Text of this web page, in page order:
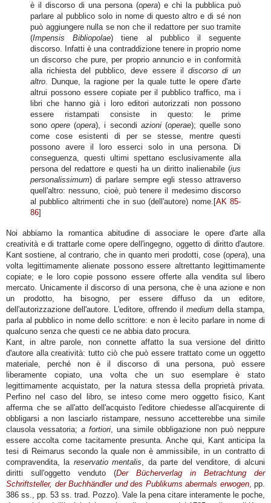
è il discorso di una persona (opera) e chi la pubblica può
parlare al pubblico solo in nome di questo altro e di sé non
può aggiungere nulla se non che il redattore per suo tramite
(Impensis Bibliopolae) tiene al pubblico il seguente
discorso. Infatti è una contraddizione tenere in proprio nome
un discorso che pure, per proprio annuncio e in conformità
alla richiesta del pubblico, deve essere il discorso di un
altro. Dunque, la ragione per la quale tutte le opere d'arte
altrui possono essere copiate per il pubblico traffico, ma i
libri che hanno già i loro editori autorizzati non possono
essere ristampati consiste in questo: le prime
sonoopere (opera), i secondi azioni(operae); quelle sono
come cose esistenti di per se stesse, mentre questi
possono avere il loro esserci solo in una persona. Di
conseguenza, questi ultimi spettano esclusivamente alla
persona del redattore e questi ha un diritto inalienabile (ius
personalissimum) di parlare sempre egli stesso attraverso
quell'altro: nessuno, cioè, può tenere il medesimo discorso
al pubblico altrimenti che in suo (dell'autore) nome.[AK 85-
86]
Noi abbiamo la romantica abitudine di associare le opere d'arte alla
creatività e di trattarle come opere dell'ingegno, oggetto di diritto d'autore.
Kant sostiene, al contrario, che in quanto meri prodotti, cose (opera), una
volta legittimamente alienate possono essere altrettanto legittimamente
copiate; e le loro copie possono essere offerte alla vendita sul libero
mercato. Unicamente il discorso di una persona, che è una azione e non
un prodotto, ha bisogno, per essere diffuso da un editore,
dell'autorizzazione dell'autore. L'editore, offrendo il medium della stampa,
parla al pubblico in nome dello scrittore: e non è lecito parlare in nome di
qualcuno senza che questi ce ne abbia dato procura.
Kant, in altre parole, non connette affatto la sua versione del diritto
d'autore alla creatività: tutto ciò che può essere trattato come un oggetto
materiale, perché non è il discorso di una persona, può essere
liberamente copiato, una volta che un suo esemplare è stato
legittimamente acquistato, per la natura stessa della proprietà privata.
Perfino nel caso del libro, se inteso come mero oggetto fisico, Kant
afferma che se all'atto dell'acquisto l'editore chiedesse all'acquirente di
obbligarsi a non lasciarlo ristampare, nessuno accetterebbe una simile
clausola vessatoria; a fortiori, una simile obbligazione non può neppure
essere accolta come tacitamente presunta. Anche qui, Kant anticipa la
tesi di Reimarus secondo la quale non è ammissibile, in un contratto di
compravendita, la reservatio mentalis, da parte del venditore, di alcuni
diritti sull'oggetto venduto (Der Bücherverlag in Betrachtung der
Schriftsteller, der Buchhändler und des Publikums abermals erwogen, pp.
386 ss., pp. 53 ss. trad. Pozzo). Vale la pena citare interamente le poche,